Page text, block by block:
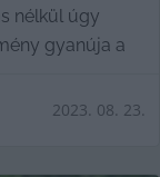
nélkül úgy
gyanúja a
2023. 08. 23.